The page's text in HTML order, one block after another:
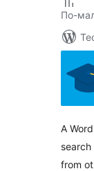
По-
A
from